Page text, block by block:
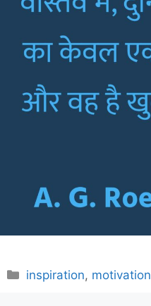
Categories
inspiration, motivation